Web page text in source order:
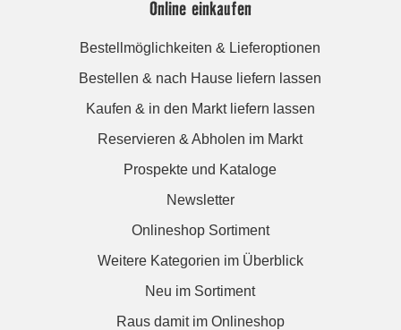
Online einkaufen
Bestellmöglichkeiten & Lieferoptionen
Bestellen & nach Hause liefern lassen
Kaufen & in den Markt liefern lassen
Reservieren & Abholen im Markt
Prospekte und Kataloge
Newsletter
Onlineshop Sortiment
Weitere Kategorien im Überblick
Neu im Sortiment
Raus damit im Onlineshop